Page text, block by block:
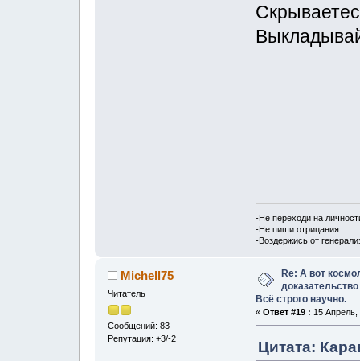
-Не переходи на
-Не пиши отрицания
-Воздержись от
Michell75
Читатель
Сообщений: 83
Репутация: +3/-2
Re: А вот
Всё строго научно.
« Ответ #19 : 15 Апрель,
Цитата: